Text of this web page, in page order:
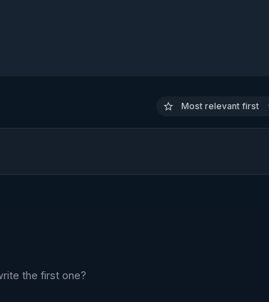
Most relevant first
the first one?